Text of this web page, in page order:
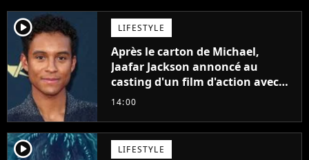
player2 LIFESTYLE
Après le carton de Michael,
Jaafar Jackson annoncé au
casting d'un film d'action avec
Will Smith
14:00
player2 LIFESTYLE